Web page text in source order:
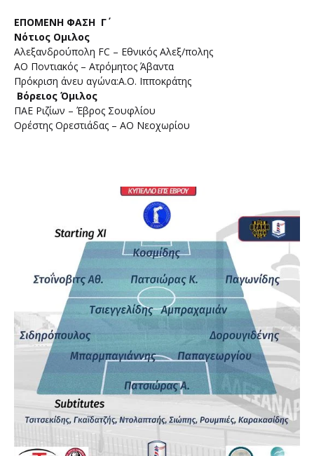
ΕΠΟΜΕΝΗ ΦΑΣΗ Γ΄
Νότιος Ομιλος
Αλεξανδρούπολη FC – Εθνικός Αλεξ/πολης
ΑΟ Ποντιακός – Ατρόμητος Άβαντα
Πρόκριση άνευ αγώνα:Α.Ο. Ιπποκράτης
Βόρειος Όμιλος
ΠΑΕ Ριζίων – Έβρος Σουφλίου
Ορέστης Ορεστιάδας – ΑΟ Νεοχωρίου